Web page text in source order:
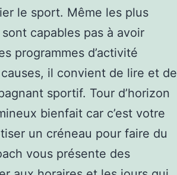
le sport. Même les plus
capables pas à avoir
programmes d’activité
il convient de lire et de
sportif. Tour d’horizon
bienfait car c’est votre
un créneau pour faire du
vous présente des